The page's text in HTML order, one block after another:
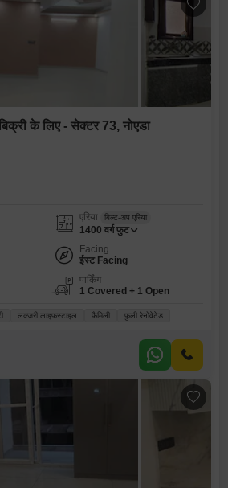
के लिए - सेक्टर 73, नोएडा
एरिया बिल्ट-अप एरिया
1400 वर्ग फुट
Facing
ईस्ट Facing
पार्किंग
1 Covered + 1 Open
लक्जरी लाइफस्टाइल फ़ैमिली फ़ुली रेनोवेटेड